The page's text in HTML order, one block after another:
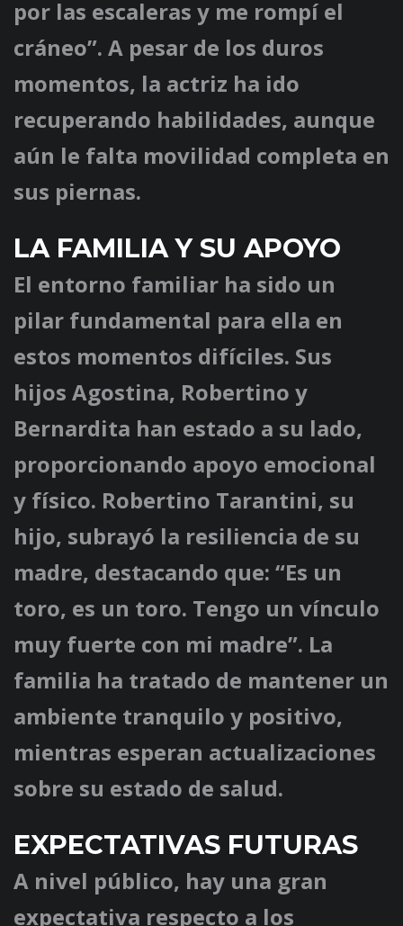
por las escaleras y me rompí el
cráneo”. A pesar de los duros
momentos, la actriz ha ido
recuperando habilidades, aunque
aún le falta movilidad completa en
sus piernas.
LA FAMILIA Y SU APOYO
El entorno familiar ha sido un
pilar fundamental para ella en
estos momentos difíciles. Sus
hijos Agostina, Robertino y
Bernardita han estado a su lado,
proporcionando apoyo emocional
y físico. Robertino Tarantini, su
hijo, subrayó la resiliencia de su
madre, destacando que: “Es un
toro, es un toro. Tengo un vínculo
muy fuerte con mi madre”. La
familia ha tratado de mantener un
ambiente tranquilo y positivo,
mientras esperan actualizaciones
sobre su estado de salud.
EXPECTATIVAS FUTURAS
A nivel público, hay una gran
expectativa respecto a los